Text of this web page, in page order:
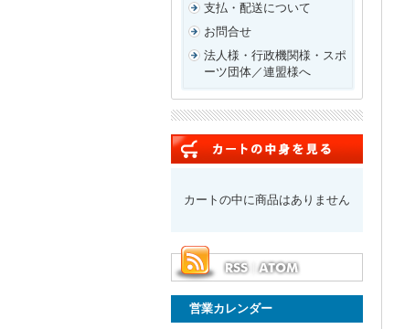
支払・配送について
お問合せ
法人様・行政機関様・スポ
ーツ団体／連盟様へ
カートの中に商品はありません
営業カレンダー